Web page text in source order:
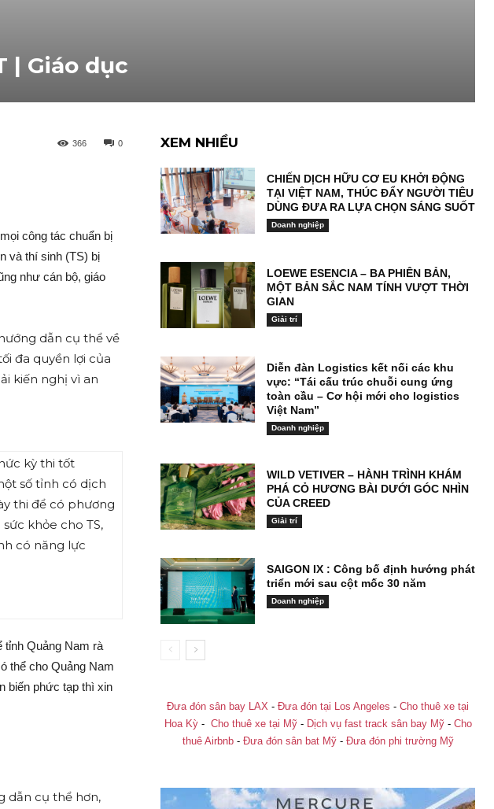
| Giáo dục
0
366
công tác chuẩn bị
và thí sinh (TS) bị
như cán bộ, giáo
dẫn cụ thể về
đa quyền lợi của
kiến nghị vì an
kỳ thi tốt
số tỉnh có dịch
thi để có phương
khỏe cho TS,
có năng lực
tỉnh Quảng Nam rà
thể cho Quảng Nam
biến phức tạp thì xin
dẫn cụ thể hơn,
XEM NHIỀU
CHIẾN DỊCH HỮU CƠ EU KHỞI ĐỘNG
TẠI VIỆT NAM, THÚC ĐẨY NGƯỜI TIÊU
DÙNG ĐƯA RA LỰA CHỌN SÁNG SUỐT
Doanh nghiệp
LOEWE ESENCIA – BA PHIÊN BẢN,
MỘT BẢN SẮC NAM TÍNH VƯỢT THỜI
GIAN
Giải trí
Diễn đàn Logistics kết nối các khu
vực: “Tái cấu trúc chuỗi cung ứng
toàn cầu – Cơ hội mới cho logistics
Việt Nam”
Doanh nghiệp
WILD VETIVER – HÀNH TRÌNH KHÁM
PHÁ CỎ HƯƠNG BÀI DƯỚI GÓC NHÌN
CỦA CREED
Giải trí
SAIGON IX : Công bố định hướng phát
triển mới sau cột mốc 30 năm
Doanh nghiệp
Đưa đón sân bay LAX - Đưa đón tại Los Angeles - Cho thuê xe tại
Hoa Kỳ- Cho thuê xe tại Mỹ- Dịch vụ fast track sân bay Mỹ- Cho
thuê Airbnb- Đưa đón sân bat Mỹ- Đưa đón phi trường Mỹ